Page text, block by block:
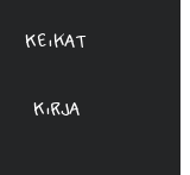
Keikat
Kirja